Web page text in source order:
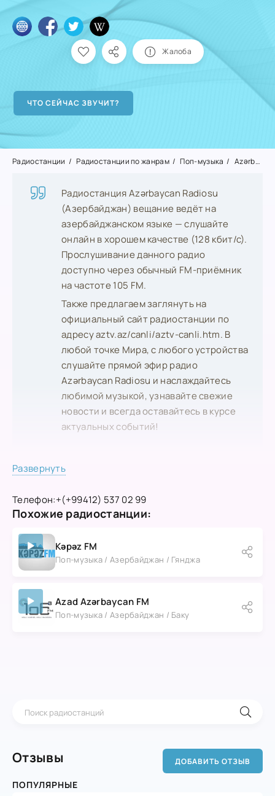
Жалоба
Радиостанции Радиостанции по жанрам Поп-музыка Azərbaycan Radiosu
Радиостанция Azərbaycan Radiosu
(Азербайджан) вещание ведёт на
азербайджанском языке — слушайте
онлайн в хорошем качестве (128 кбит/с).
Прослушивание данного радио
доступно через обычный FM-приёмник
на частоте 105 FM.
Также предлагаем заглянуть на
официальный сайт радиостанции по
адресу aztv.az/canli/aztv-canli.htm. В
любой точке Мира, с любого устройства
слушайте прямой эфир радио
Azərbaycan Radiosu и наслаждайтесь
любимой музыкой, узнавайте свежие
новости и всегда оставайтесь в курсе
актуальных событий!
Развернуть
Телефон:+(+99412) 537 02 99
Похожие радиостанции:
Kəpəz FM
Поп-музыка / Азербайджан / Гянджа
Azad Azərbaycan FM
Поп-музыка / Азербайджан / Баку
Отзывы ДОБАВИТЬ ОТЗЫВ
ПОПУЛЯРНЫЕ